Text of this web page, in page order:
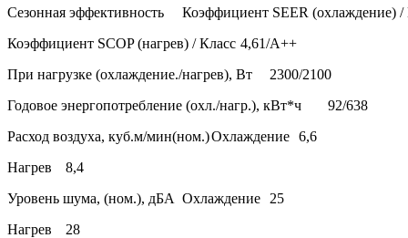
Сезонная эффективность
Коэффициент SEER (охлаждение) /
Коэффициент SCOP (нагрев) / Класс 4,61/А++
При нагрузке (охлаждение./нагрев), Вт
2300/2100
Годовое энергопотребление (охл./нагр.), кВт*ч
92/638
Расход воздуха, куб.м/мин(ном.)Охлаждение 6,6
Нагрев
8,4
Уровень шума, (ном.), дБА Охлаждение
25
Нагрев
28